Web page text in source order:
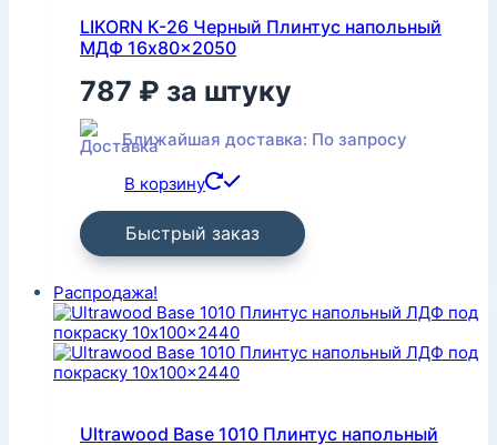
LIKORN К-26 Черный Плинтус напольный
МДФ 16x80x2050
787 ₽ за штуку
Ближайшая доставка: По запросу
В корзину
Быстрый заказ
Распродажа!
Ultrawood Base 1010 Плинтус напольный